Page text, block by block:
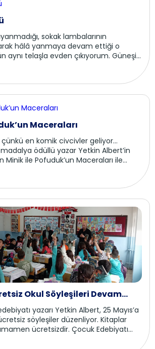
sokak lambalarının
hâlâ yanmaya devam ettiği o
aynı telaşla evden çıkıyorum. Güneşin
soluk mavisine değmeden,...
Maceraları
çünkü en komik civcivler geliyor…
madalya ödüllü yazar Yetkin Albert’in
Minik ile Pofuduk’un Maceraları ile
...
Okul Söyleşileri Devam
yazarı Yetkin Albert, 25 Mayıs’a
söyleşiler düzenliyor. Kitaplar
ücretsizdir. Çocuk Edebiyatı
Okullarda...